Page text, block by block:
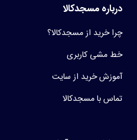
درباره مسجدکالا
چرا خرید از مسجدکالا؟
خط مشی کاربری
آموزش خرید از سایت
تماس با مسجدکالا